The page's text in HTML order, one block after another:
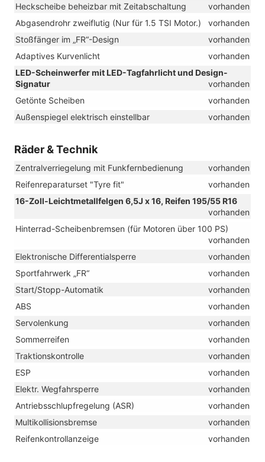
Heckscheibe beheizbar mit Zeitabschaltung
vorhanden
Abgasendrohr zweiflutig (Nur für 1.5 TSI Motor.)
vorhanden
Stoßfänger im „FR“-Design
vorhanden
Adaptives Kurvenlicht
vorhanden
LED-Scheinwerfer mit LED-Tagfahrlicht und Design-
Signatur
vorhanden
Getönte Scheiben
vorhanden
Außenspiegel elektrisch einstellbar
vorhanden
Räder & Technik
Zentralverriegelung mit Funkfernbedienung
vorhanden
Reifenreparaturset "Tyre fit"
vorhanden
16-Zoll-Leichtmetallfelgen 6,5J x 16, Reifen 195/55 R16
vorhanden
Hinterrad-Scheibenbremsen (für Motoren über 100 PS)
vorhanden
Elektronische Differentialsperre
vorhanden
Sportfahrwerk „FR“
vorhanden
Start/Stopp-Automatik
vorhanden
ABS
vorhanden
Servolenkung
vorhanden
Sommerreifen
vorhanden
Traktionskontrolle
vorhanden
ESP
vorhanden
Elektr. Wegfahrsperre
vorhanden
Antriebsschlupfregelung (ASR)
vorhanden
Multikollisionsbremse
vorhanden
Reifenkontrollanzeige
vorhanden